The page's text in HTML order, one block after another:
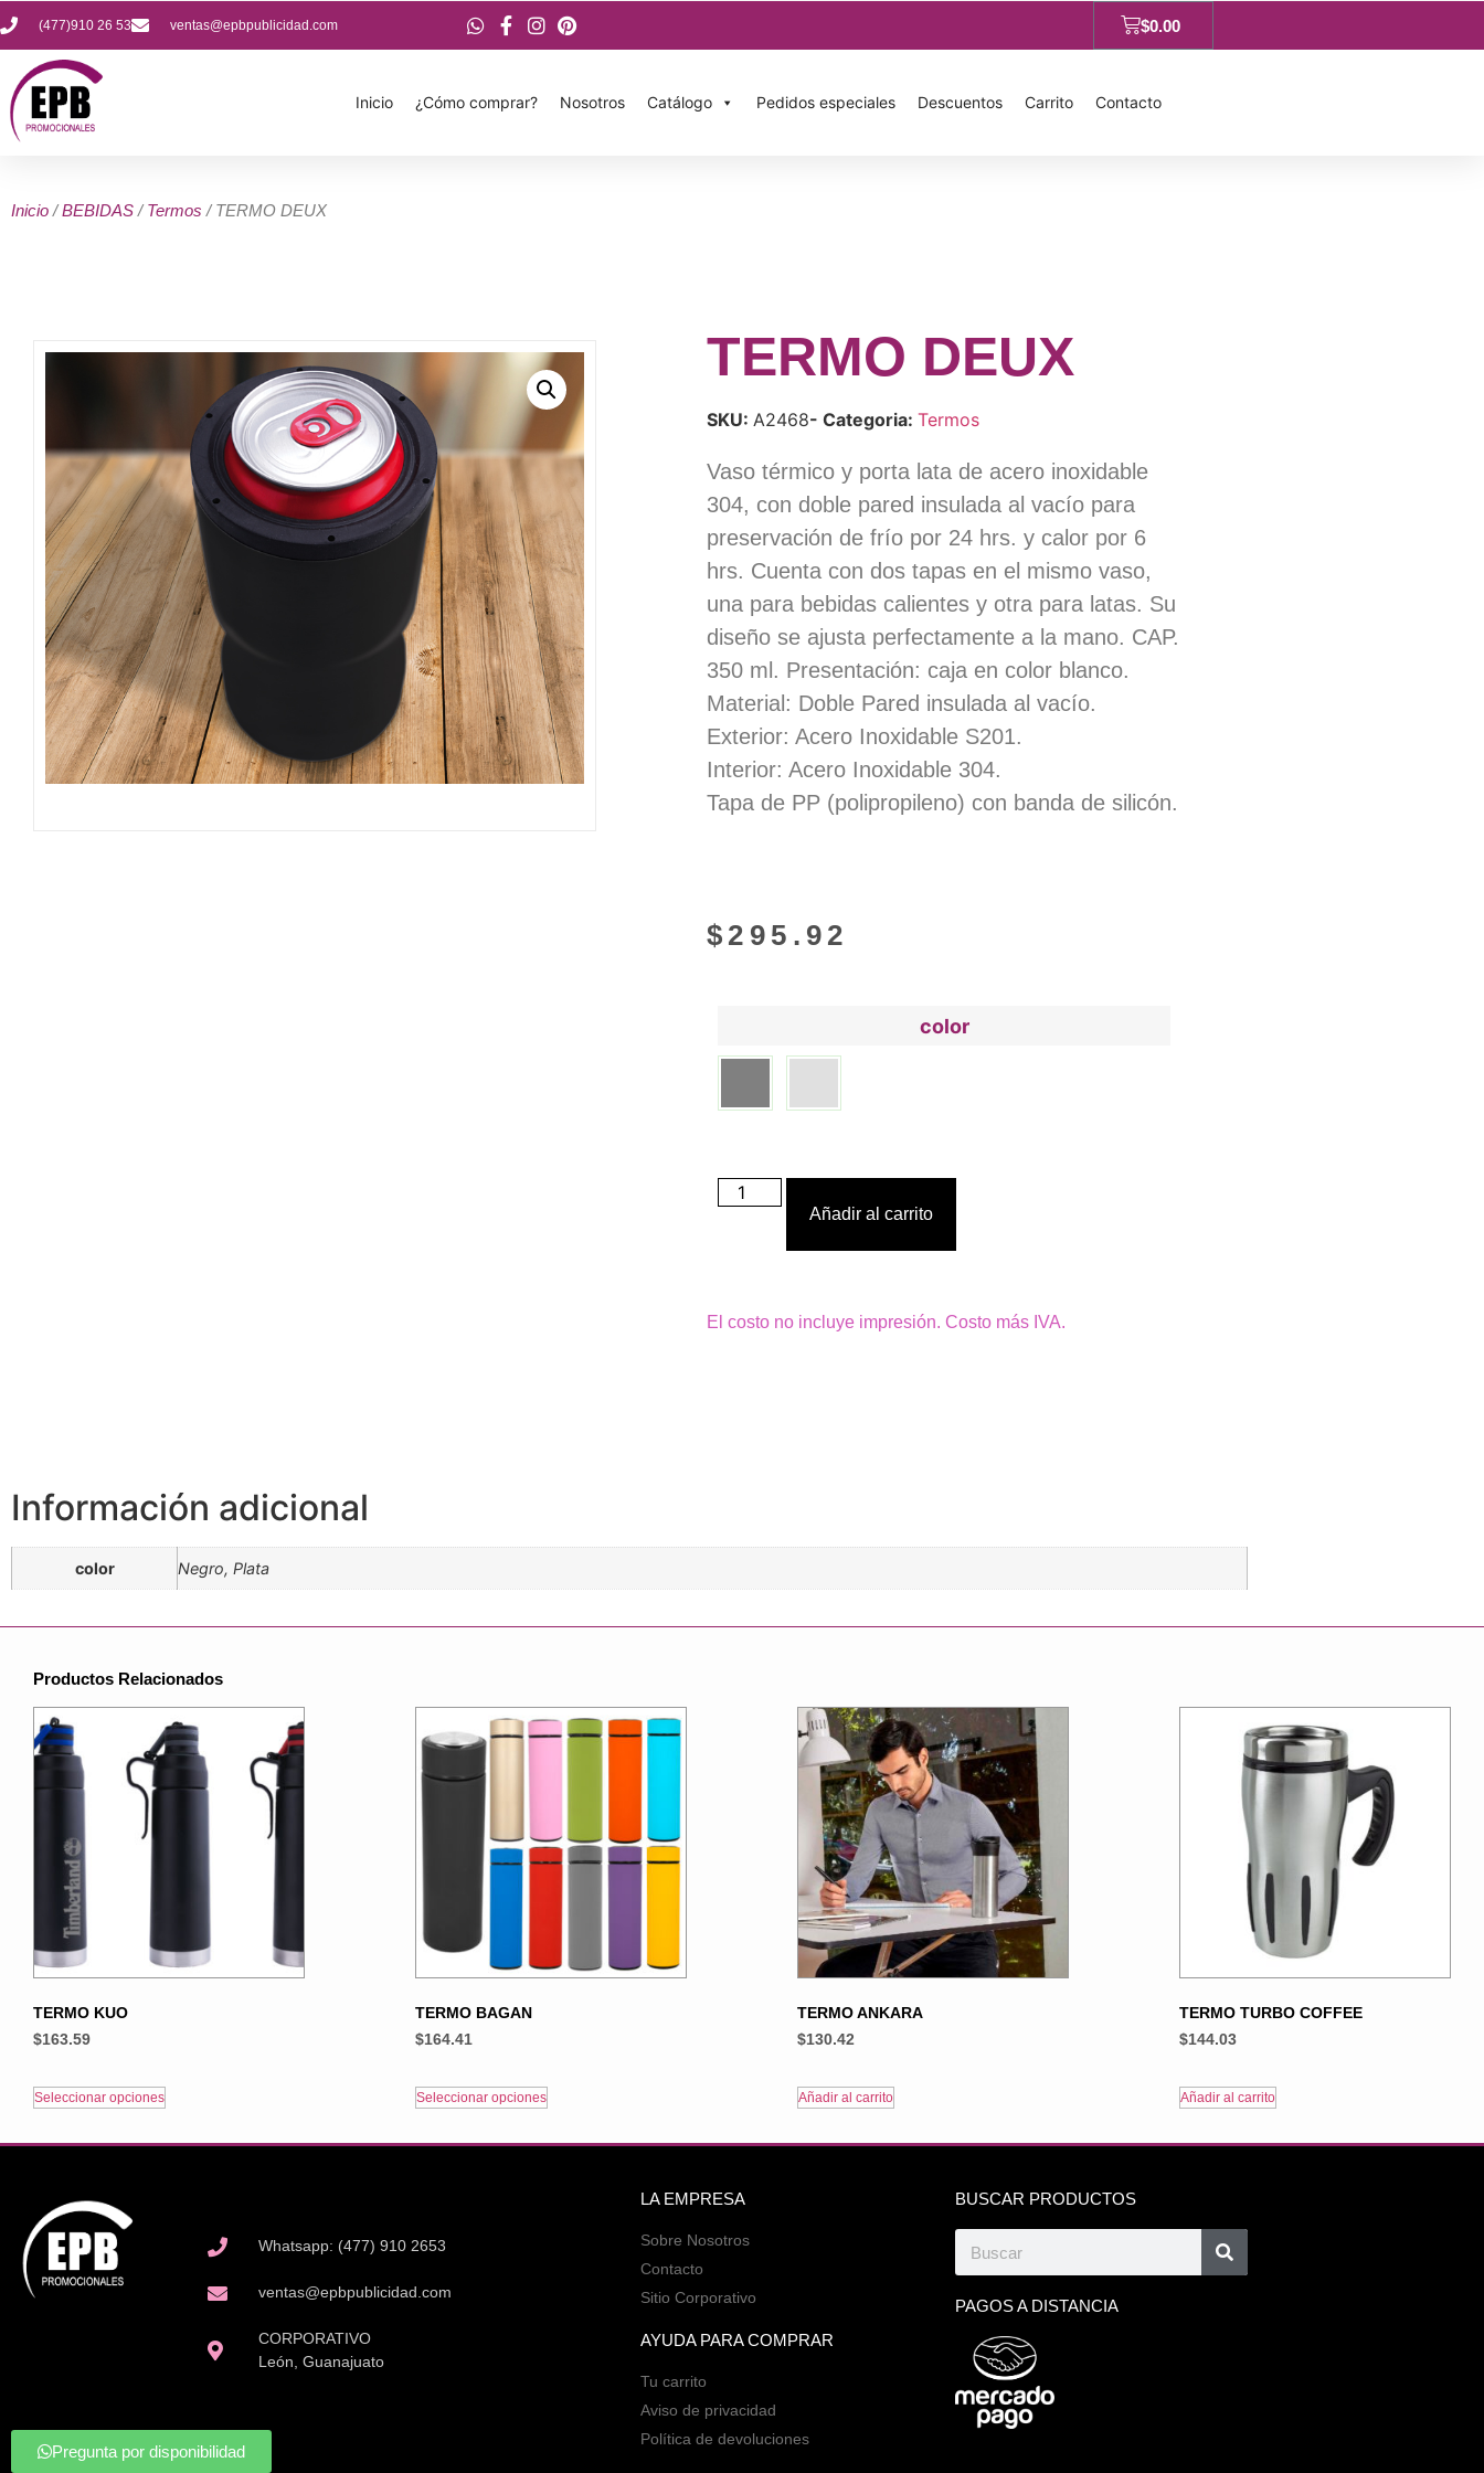
(477)910 26 53 ventas@epbpublicidad.com $0.00
Inicio ¿Cómo comprar? Nosotros Catálogo Pedidos especiales Descuentos Carrito Contacto
Inicio /BEBIDAS /Termos / TERMO DEUX
TERMO DEUX
SKU: A2468- Categoria: Termos
Vaso térmico y porta lata de acero inoxidable
304, con doble pared insulada al vacío para
preservación de frío por 24 hrs. y calor por 6
hrs. Cuenta con dos tapas en el mismo vaso,
una para bebidas calientes y otra para latas. Su
diseño se ajusta perfectamente a la mano. CAP.
350 ml. Presentación: caja en color blanco.
Material: Doble Pared insulada al vacío.
Exterior: Acero Inoxidable S201.
Interior: Acero Inoxidable 304.
Tapa de PP (polipropileno) con banda de silicón.
$ 295.92
color
Añadir al carrito
El costo no incluye impresión. Costo más IVA.
Información adicional
color Negro, Plata
Productos Relacionados
TERMO KUO
$163.59
Seleccionar opciones
TERMO BAGAN
$164.41
Seleccionar opciones
TERMO ANKARA
$130.42
Añadir al carrito
TERMO TURBO COFFEE
$144.03
Añadir al carrito
Whatsapp: (477) 910 2653
ventas@epbpublicidad.com
CORPORATIVO
León, Guanajuato
LA EMPRESA
Sobre Nosotros
Contacto
Sitio Corporativo
AYUDA PARA COMPRAR
Tu carrito
Aviso de privacidad
Política de devoluciones
BUSCAR PRODUCTOS
PAGOS A DISTANCIA
Pregunta por disponibilidad